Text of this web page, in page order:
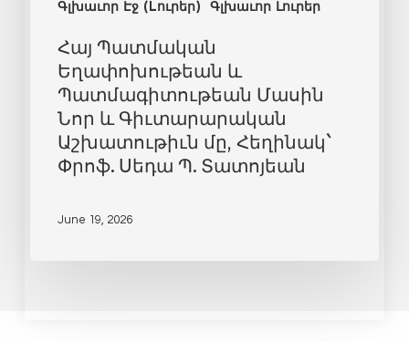
Գլխաւոր Էջ (Lուրեր) Գլխաւոր Լուրեր
Հայ Պատմական
Եղափոխութեան և
Պատմագիտութեան Մասին
Նոր և Գիւտարարական
Աշխատութիւն մը, Հեղինակ`
Փրոֆ. Սեդա Պ. Տատոյեան
June 19, 2026